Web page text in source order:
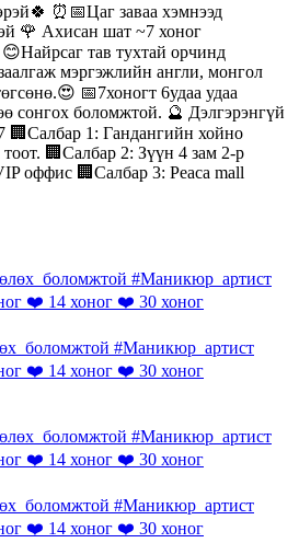
⏰📅Цаг заваа хэмнээд
🌹 Ахисан шат ~7 хоног
тав тухтай орчинд
мэргэжлийн англи, монгол
📅7хоногт 6удаа удаа
сонгох боломжтой. 🔮 Дэлгэрэнгүй
1: Гандангийн хойно
🏢Салбар 2: Зүүн 4 зам 2-р
оффис 🏢Салбар 3: Peaca mall
#Маникюр_артист
❤️ 14 хоног ❤️ 30 хоног
#Маникюр_артист
❤️ 14 хоног ❤️ 30 хоног